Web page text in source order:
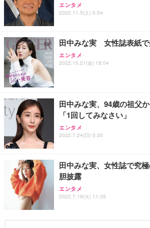
エンタメ
2022.11.5(土) 6:54
田中みな実 女性誌表紙で
エンタメ
2022.10.21(金) 18:04
田中みな実、94歳の祖父
「1回してみなさい」
エンタメ
2022.7.24(日) 5:30
田中みな実、女性誌で究
胆披露
エンタメ
2022.7.19(火) 11:35